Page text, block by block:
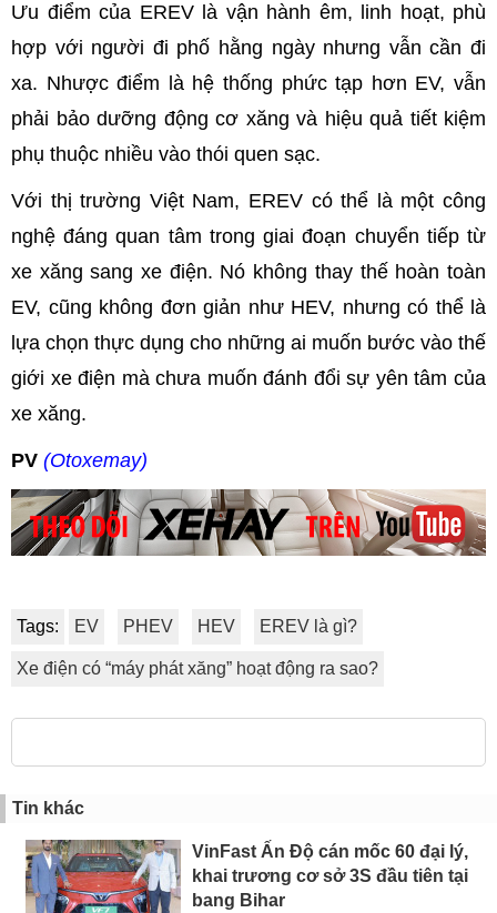
Ưu điểm của EREV là vận hành êm, linh hoạt, phù
hợp với người đi phố hằng ngày nhưng vẫn cần đi
xa. Nhược điểm là hệ thống phức tạp hơn EV, vẫn
phải bảo dưỡng động cơ xăng và hiệu quả tiết kiệm
phụ thuộc nhiều vào thói quen sạc.
Với thị trường Việt Nam, EREV có thể là một công
nghệ đáng quan tâm trong giai đoạn chuyển tiếp từ
xe xăng sang xe điện. Nó không thay thế hoàn toàn
EV, cũng không đơn giản như HEV, nhưng có thể là
lựa chọn thực dụng cho những ai muốn bước vào thế
giới xe điện mà chưa muốn đánh đổi sự yên tâm của
xe xăng.
PV (Otoxemay)
Tags: EV PHEV HEV EREV là gì?
Xe điện có “máy phát xăng” hoạt động ra sao?
Tin khác
VinFast Ấn Độ cán mốc 60 đại lý,
khai trương cơ sở 3S đầu tiên tại
bang Bihar